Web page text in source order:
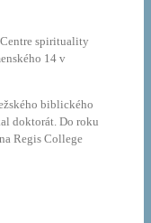
spirituality
14 v
biblického
doktorát. Do roku
Regis College